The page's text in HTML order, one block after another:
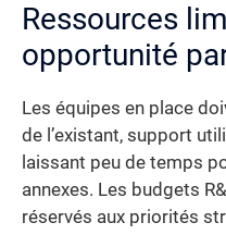
Ressources
opportunité
Les équipes en place
de l’existant, support
laissant peu de temps
annexes. Les budgets
réservés aux priorités